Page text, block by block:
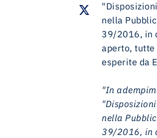
nella
39/2016, in
aperto,
esperite da
"In
nella
39/2016, in